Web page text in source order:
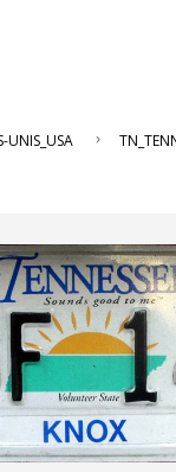
UNIS_USA